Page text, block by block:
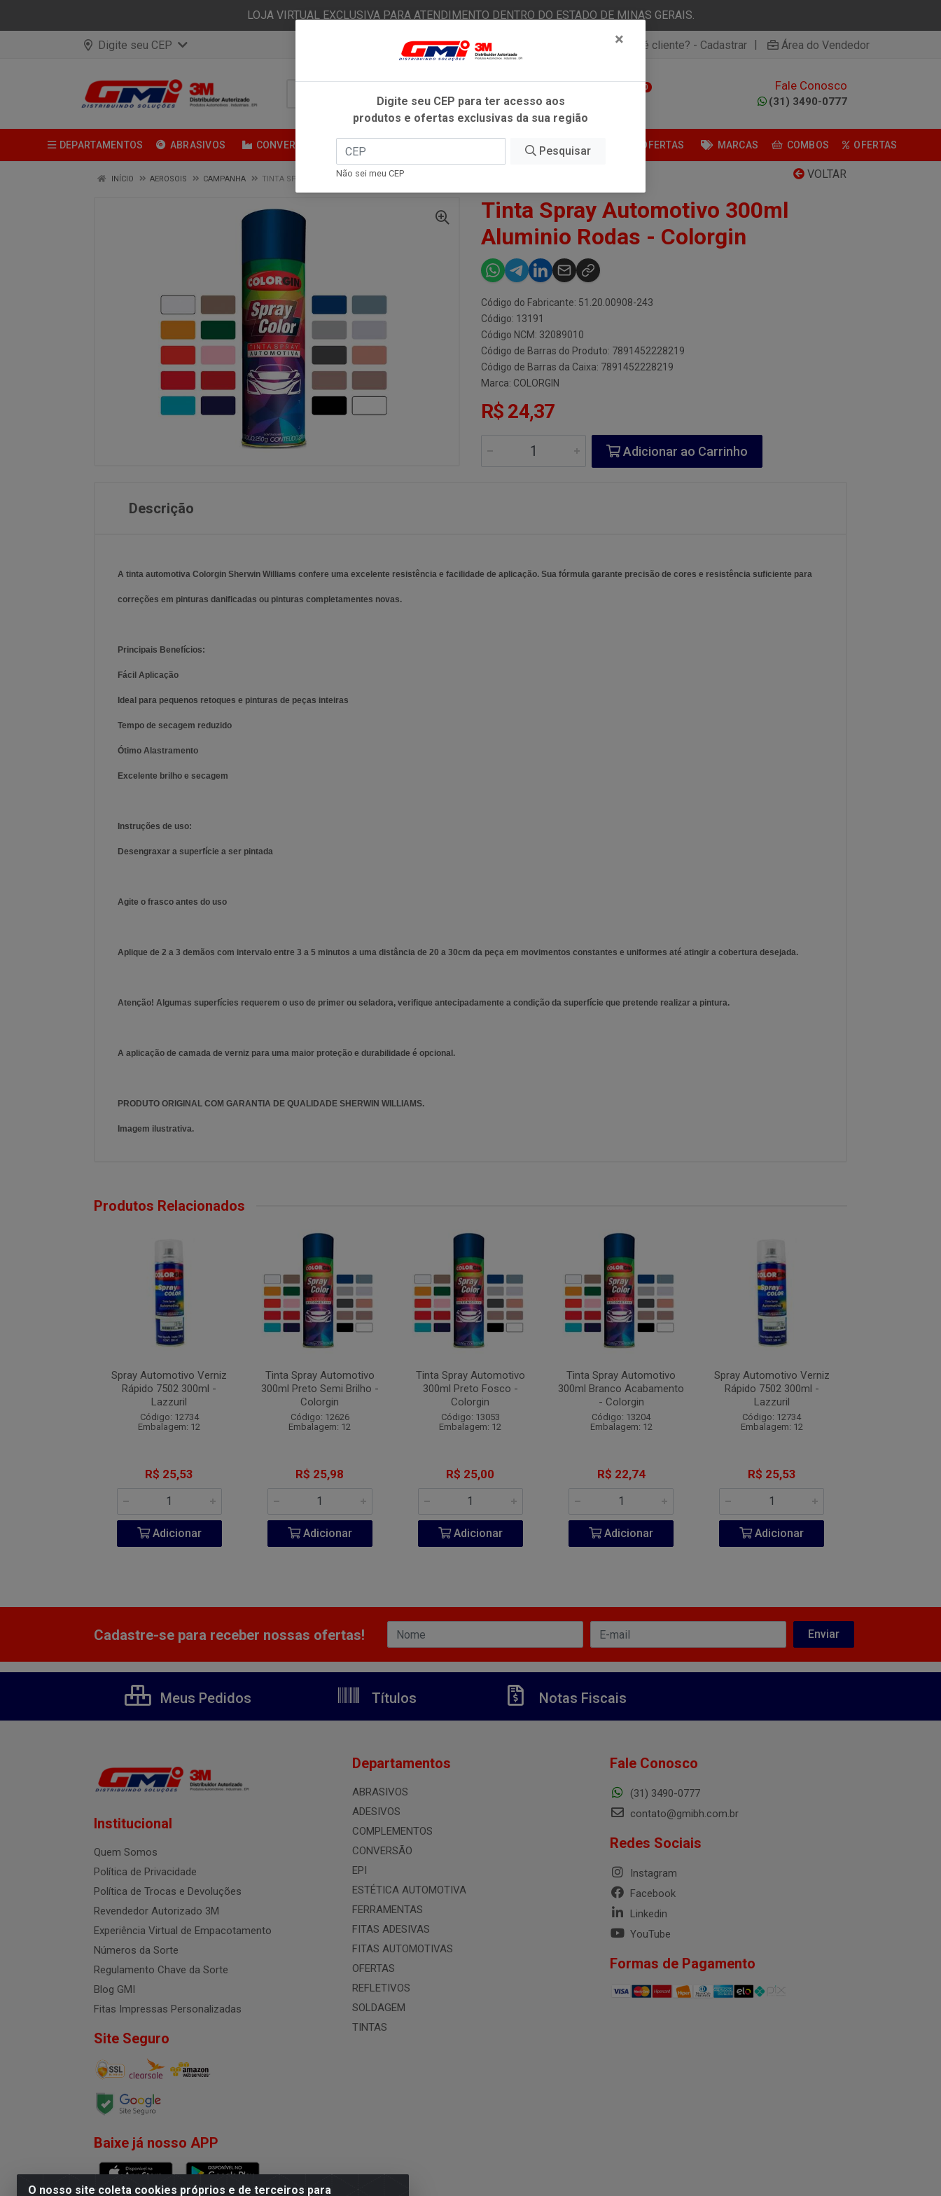
LOJA VIRTUAL EXCLUSIVA PARA ATENDIMENTO DENTRO DO ESTADO DE MINAS GERAIS.
Digite seu CEP Já é cliente? - Entrar Não é cliente? - Cadastrar | Área do Vendedor
0 Fale Conosco
(31) 3490-0777
DEPARTAMENTOS ABRASIVOS CONVERSÃO FITAS ADESIVAS ESTÉTICA AUTOMOTIVA OFERTAS MARCAS COMBOS OFERTAS
VOLTAR
INÍCIO AEROSOIS CAMPANHA TINTA SPRAY AUTOMOTIVO 300ML ALUMINIO RODAS - COLORGIN
Tinta Spray Automotivo 300ml
Aluminio Rodas - Colorgin
Código do Fabricante: 51.20.00908-243
Código: 13191
Código NCM: 32089010
Código de Barras do Produto: 7891452228219
Código de Barras da Caixa: 7891452228219
Marca: COLORGIN
R$ 24,37
Adicionar ao Carrinho
Descrição
A tinta automotiva Colorgin Sherwin Williams confere uma excelente resistência e facilidade de aplicação. Sua fórmula garante precisão de cores e resistência suficiente para
correções em pinturas danificadas ou pinturas completamentes novas.
Principais Benefícios:
Fácil Aplicação
Ideal para pequenos retoques e pinturas de peças inteiras
Tempo de secagem reduzido
Ótimo Alastramento
Excelente brilho e secagem
Instruções de uso:
Desengraxar a superfície a ser pintada
Agite o frasco antes do uso
Aplique de 2 a 3 demãos com intervalo entre 3 a 5 minutos a uma distância de 20 a 30cm da peça em movimentos constantes e uniformes até atingir a cobertura desejada.
Atenção! Algumas superfícies requerem o uso de primer ou seladora, verifique antecipadamente a condição da superfície que pretende realizar a pintura.
A aplicação de camada de verniz para uma maior proteção e durabilidade é opcional.
PRODUTO ORIGINAL COM GARANTIA DE QUALIDADE SHERWIN WILLIAMS.
Imagem ilustrativa.
Produtos Relacionados
Spray Automotivo Verniz
Rápido 7502 300ml -
Lazzuril
Código: 12734
Embalagem: 12
R$ 25,53
Adicionar
Tinta Spray Automotivo
300ml Preto Semi Brilho -
Colorgin
Código: 12626
Embalagem: 12
R$ 25,98
Adicionar
Tinta Spray Automotivo
300ml Preto Fosco -
Colorgin
Código: 13053
Embalagem: 12
R$ 25,00
Adicionar
Tinta Spray Automotivo
300ml Branco Acabamento
- Colorgin
Código: 13204
Embalagem: 12
R$ 22,74
Adicionar
Spray Automotivo Verniz
Rápido 7502 300ml -
Lazzuril
Código: 12734
Embalagem: 12
R$ 25,53
Adicionar
O nosso site coleta cookies próprios e de terceiros para
Cadastre-se para receber nossas ofertas!
Meus Pedidos Títulos Notas Fiscais
Institucional
Quem Somos
Política de Privacidade
Política de Trocas e Devoluções
Revendedor Autorizado 3M
Experiência Virtual de Empacotamento
Números da Sorte
Regulamento Chave da Sorte
Blog GMI
Fitas Impressas Personalizadas
Site Seguro
Baixe já nosso APP
Departamentos
ABRASIVOS
ADESIVOS
COMPLEMENTOS
CONVERSÃO
EPI
ESTÉTICA AUTOMOTIVA
FERRAMENTAS
FITAS ADESIVAS
FITAS AUTOMOTIVAS
OFERTAS
REFLETIVOS
SOLDAGEM
TINTAS
Fale Conosco
(31) 3490-0777
contato@gmibh.com.br
Redes Sociais
Instagram
Facebook
Linkedin
YouTube
Formas de Pagamento
×
Digite seu CEP para ter acesso aos
produtos e ofertas exclusivas da sua região
Pesquisar
Não sei meu CEP